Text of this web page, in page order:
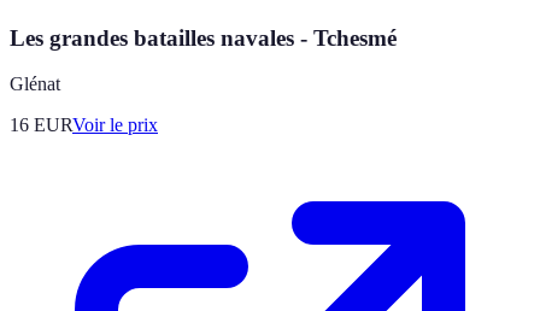
Les grandes batailles navales - Tchesmé
Glénat
16 EURVoir le prix